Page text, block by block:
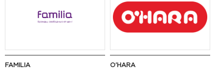
FAMILIA O'HARA